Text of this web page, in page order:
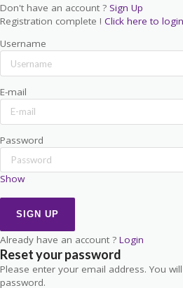
Don't have an account ? Sign Up
Registration complete ! Click here to login
Username
E-mail
Password
Show
Already have an account ? Login
Reset your password
Please enter your email address. You
password.